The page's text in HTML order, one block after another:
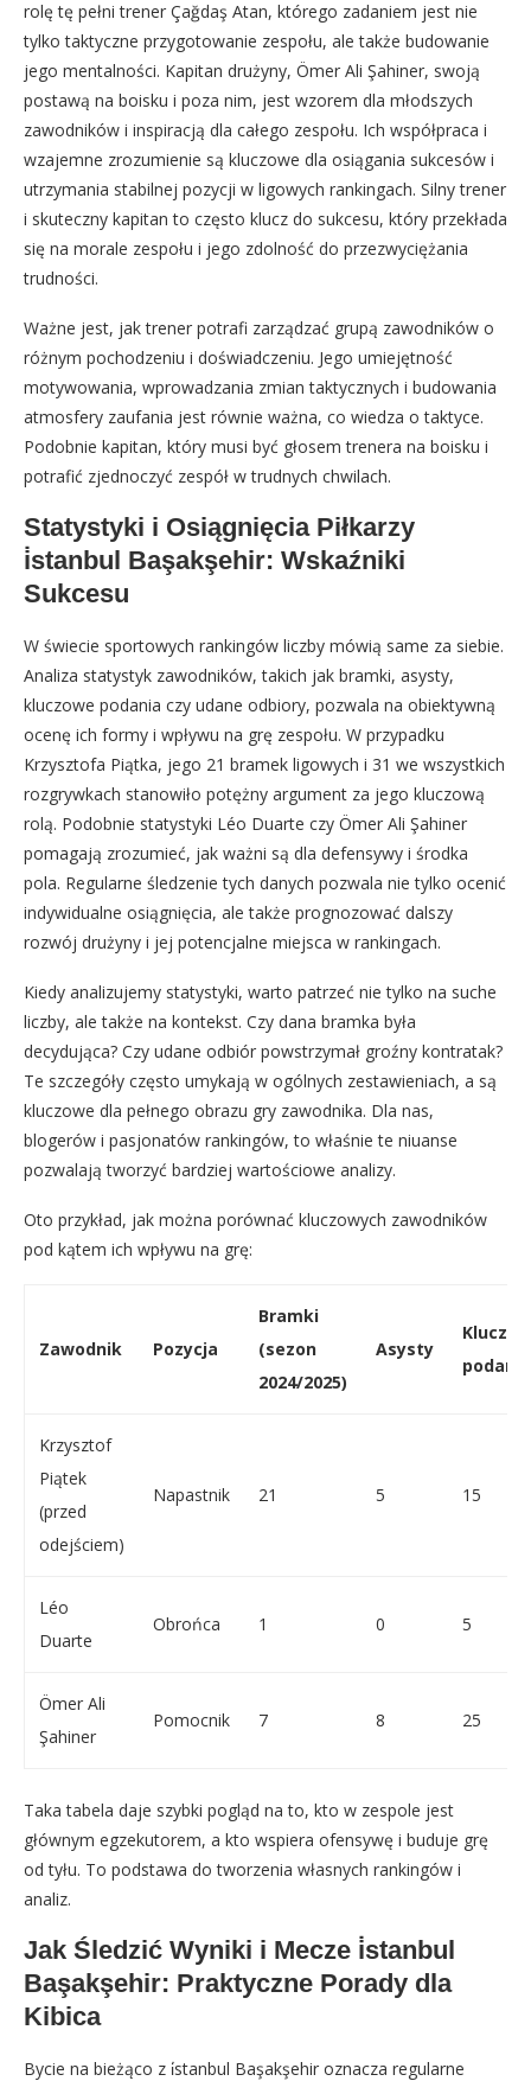
rolę tę pełni trener Çağdaş Atan, którego zadaniem jest nie
tylko taktyczne przygotowanie zespołu, ale także budowanie
jego mentalności. Kapitan drużyny, Ömer Ali Şahiner, swoją
postawą na boisku i poza nim, jest wzorem dla młodszych
zawodników i inspiracją dla całego zespołu. Ich współpraca i
wzajemne zrozumienie są kluczowe dla osiągania sukcesów i
utrzymania stabilnej pozycji w ligowych rankingach. Silny trener
i skuteczny kapitan to często klucz do sukcesu, który przekłada
się na morale zespołu i jego zdolność do przezwyciężania
trudności.
Ważne jest, jak trener potrafi zarządzać grupą zawodników o
różnym pochodzeniu i doświadczeniu. Jego umiejętność
motywowania, wprowadzania zmian taktycznych i budowania
atmosfery zaufania jest równie ważna, co wiedza o taktyce.
Podobnie kapitan, który musi być głosem trenera na boisku i
potrafić zjednoczyć zespół w trudnych chwilach.
Statystyki i Osiągnięcia Piłkarzy
i̇stanbul Başakşehir: Wskaźniki
Sukcesu
W świecie sportowych rankingów liczby mówią same za siebie.
Analiza statystyk zawodników, takich jak bramki, asysty,
kluczowe podania czy udane odbiory, pozwala na obiektywną
ocenę ich formy i wpływu na grę zespołu. W przypadku
Krzysztofa Piątka, jego 21 bramek ligowych i 31 we wszystkich
rozgrywkach stanowiło potężny argument za jego kluczową
rolą. Podobnie statystyki Léo Duarte czy Ömer Ali Şahiner
pomagają zrozumieć, jak ważni są dla defensywy i środka
pola. Regularne śledzenie tych danych pozwala nie tylko ocenić
indywidualne osiągnięcia, ale także prognozować dalszy
rozwój drużyny i jej potencjalne miejsca w rankingach.
Kiedy analizujemy statystyki, warto patrzeć nie tylko na suche
liczby, ale także na kontekst. Czy dana bramka była
decydująca? Czy udane odbiór powstrzymał groźny kontratak?
Te szczegóły często umykają w ogólnych zestawieniach, a są
kluczowe dla pełnego obrazu gry zawodnika. Dla nas,
blogerów i pasjonatów rankingów, to właśnie te niuanse
pozwalają tworzyć bardziej wartościowe analizy.
Oto przykład, jak można porównać kluczowych zawodników
pod kątem ich wpływu na grę:
Zawodnik Pozycja
Bramki
(sezon
2024/2025)
Asysty
podania
Krzysztof
Piątek
(przed
odejściem)
Napastnik 21 5 15
Léo
Duarte
Obrońca 1 0 5
Ömer Ali
Şahiner
Pomocnik 7 8 25
Taka tabela daje szybki pogląd na to, kto w zespole jest
głównym egzekutorem, a kto wspiera ofensywę i buduje grę
od tyłu. To podstawa do tworzenia własnych rankingów i
analiz.
Jak Śledzić Wyniki i Mecze i̇stanbul
Başakşehir: Praktyczne Porady dla
Kibica
Bycie na bieżąco z i̇stanbul Başakşehir oznacza regularne